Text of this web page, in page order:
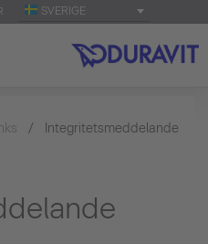
SVERIGE
Integritetsmeddelande